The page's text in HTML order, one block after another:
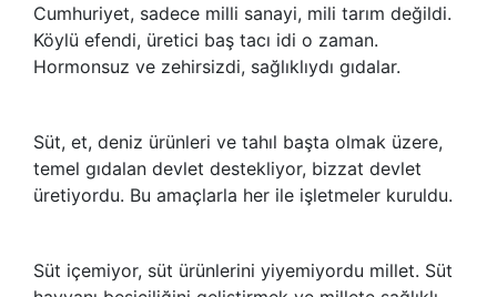
Cumhuriyet, sadece milli sanayi, mili tarım değildi.
Köylü efendi, üretici baş tacı idi o zaman.
Hormonsuz ve zehirsizdi, sağlıklıydı gıdalar.
Süt, et, deniz ürünleri ve tahıl başta olmak üzere,
temel gıdalan devlet destekliyor, bizzat devlet
üretiyordu. Bu amaçlarla her ile işletmeler kuruldu.
Süt içemiyor, süt ürünlerini yiyemiyordu millet. Süt